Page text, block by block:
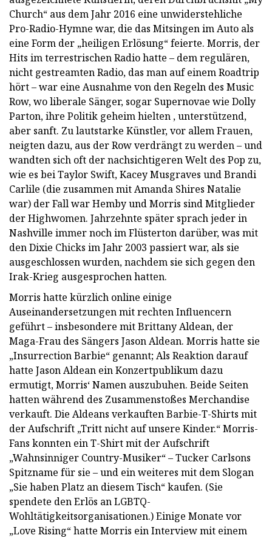
Church“ aus dem Jahr 2016 eine unwiderstehliche
Pro-Radio-Hymne war, die das Mitsingen im Auto als
eine Form der „heiligen Erlösung“ feierte. Morris, der
Hits im terrestrischen Radio hatte – dem regulären,
nicht gestreamten Radio, das man auf einem Roadtrip
hört – war eine Ausnahme von den Regeln des Music
Row, wo liberale Sänger, sogar Supernovae wie Dolly
Parton, ihre Politik geheim hielten , unterstützend,
aber sanft. Zu lautstarke Künstler, vor allem Frauen,
neigten dazu, aus der Row verdrängt zu werden – und
wandten sich oft der nachsichtigeren Welt des Pop zu,
wie es bei Taylor Swift, Kacey Musgraves und Brandi
Carlile (die zusammen mit Amanda Shires Natalie
war) der Fall war Hemby und Morris sind Mitglieder
der Highwomen. Jahrzehnte später sprach jeder in
Nashville immer noch im Flüsterton darüber, was mit
den Dixie Chicks im Jahr 2003 passiert war, als sie
ausgeschlossen wurden, nachdem sie sich gegen den
Irak-Krieg ausgesprochen hatten.
Morris hatte kürzlich online einige
Auseinandersetzungen mit rechten Influencern
geführt – insbesondere mit Brittany Aldean, der
Maga-Frau des Sängers Jason Aldean. Morris hatte sie
„Insurrection Barbie“ genannt; Als Reaktion darauf
hatte Jason Aldean ein Konzertpublikum dazu
ermutigt, Morris‘ Namen auszubuhen. Beide Seiten
hatten während des Zusammenstoßes Merchandise
verkauft. Die Aldeans verkauften Barbie-T-Shirts mit
der Aufschrift „Tritt nicht auf unsere Kinder.“ Morris-
Fans konnten ein T-Shirt mit der Aufschrift
„Wahnsinniger Country-Musiker“ – Tucker Carlsons
Spitzname für sie – und ein weiteres mit dem Slogan
„Sie haben Platz an diesem Tisch“ kaufen. (Sie
spendete den Erlös an LGBTQ-
Wohltätigkeitsorganisationen.) Einige Monate vor
„Love Rising“ hatte Morris ein Interview mit einem